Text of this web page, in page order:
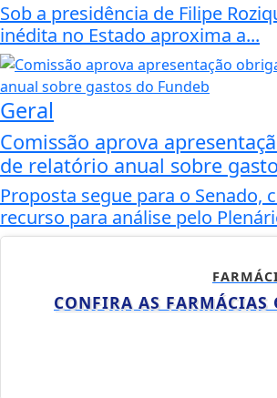
Sob a presidência de Filipe
inédita no Estado aproxima a...
Geral
Comissão aprova
de relatório anual sobre
Proposta segue para o Senado,
recurso para análise pelo
CONFIRA AS FARMÁCIAS